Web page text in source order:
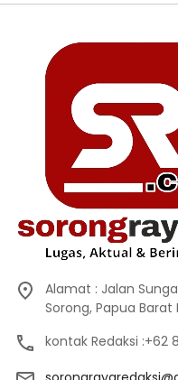
Alamat : Jalan
Sorong, Papua Barat
kontak Redaksi :+62